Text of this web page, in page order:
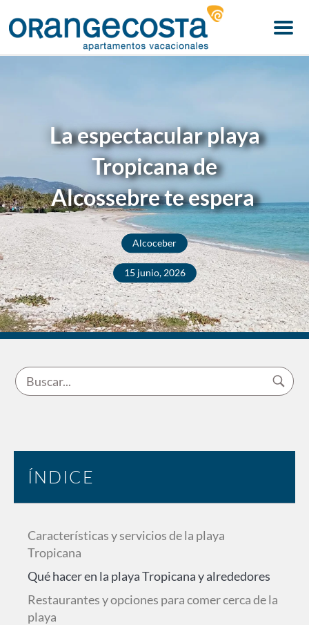
Menu
La espectacular playa
Tropicana de
Alcossebre te espera
Alcoceber
15 junio, 2026
ÍNDICE
Características y servicios de la playa
Tropicana
Qué hacer en la playa Tropicana y alrededores
Restaurantes y opciones para comer cerca de la
playa